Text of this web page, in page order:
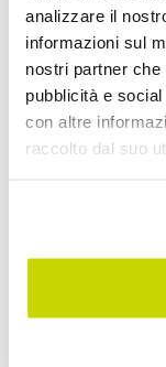
analizzare il
informazioni sul
nostri partner
pubblicità e
con altre
raccolto dal suo